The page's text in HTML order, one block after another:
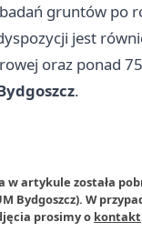
badań gruntów po
jest
oraz ponad
.
artykule została
Bydgoszcz). W
prosimy o kontakt